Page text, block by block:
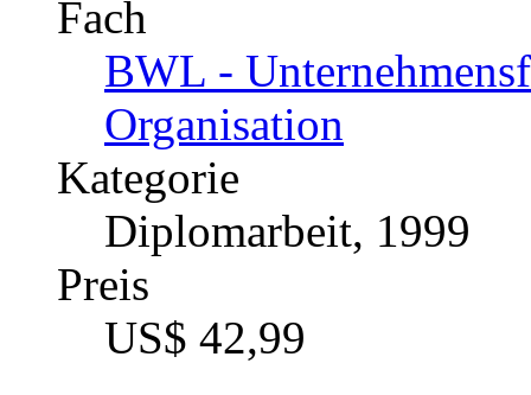
Fach
BWL -
Organisation
Kategorie
Diplomarbeit, 1999
Preis
US$ 42,99